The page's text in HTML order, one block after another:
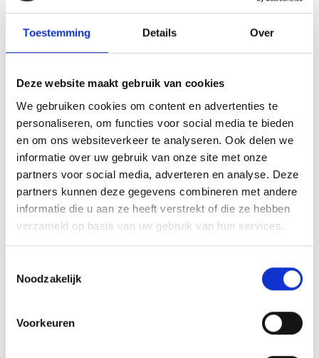
Toestemming Details Over
Deze website maakt gebruik van cookies
We gebruiken cookies om content en advertenties te
personaliseren, om functies voor social media te bieden
en om ons websiteverkeer te analyseren. Ook delen we
informatie over uw gebruik van onze site met onze
partners voor social media, adverteren en analyse. Deze
partners kunnen deze gegevens combineren met andere
informatie die u aan ze heeft verstrekt of die ze hebben
verzameld op basis van uw gebruik van hun services.
Noodzakelijk
Voorkeuren